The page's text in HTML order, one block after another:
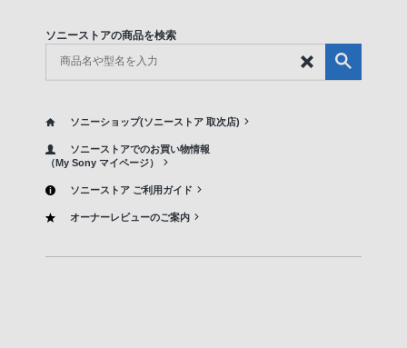
ソニーストアの商品を検索
ソニーショップ(ソニーストア 取次店)
ソニーストアでのお買い物情報
（My Sony マイページ）
ソニーストア ご利用ガイド
オーナーレビューのご案内